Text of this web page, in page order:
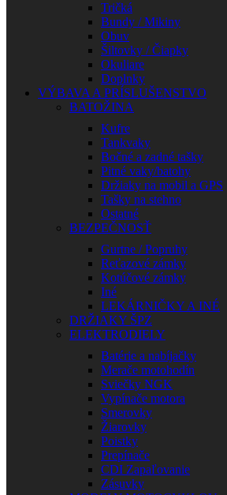
Tričká
Bundy / Mikiny
Obuv
Šiltovky / Čiapky
Okuliare
Doplnky
VÝBAVA A PRÍSLUŠENSTVO
BATOŽINA
Kufre
Tankvaky
Bočné a zadné tašky
Pitné vaky/batohy
Držiaky na mobil a GPS
Tašky na stehno
Ostatné
BEZPEČNOSŤ
Gurtne / Popruhy
Reťazové zámky
Kotúčové zámky
Iné
LEKÁRNIČKY A INÉ
DRŽIAKY ŠPZ
ELEKTRODIELY
Batérie a nabíjačky
Merače motohodín
Sviečky NGK
Vypínače motora
Smerovky
Žiarovky
Poistky
Prepínače
CDI Zapaľovanie
Zásuvky